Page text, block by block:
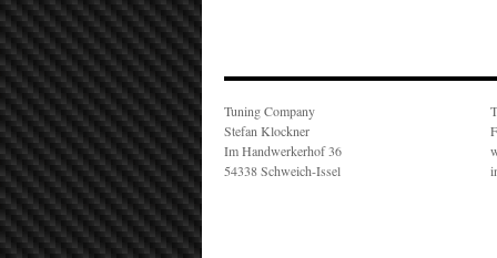
Tuning Company
Stefan Klockner
Im Handwerkerhof 36
54338 Schweich-Issel